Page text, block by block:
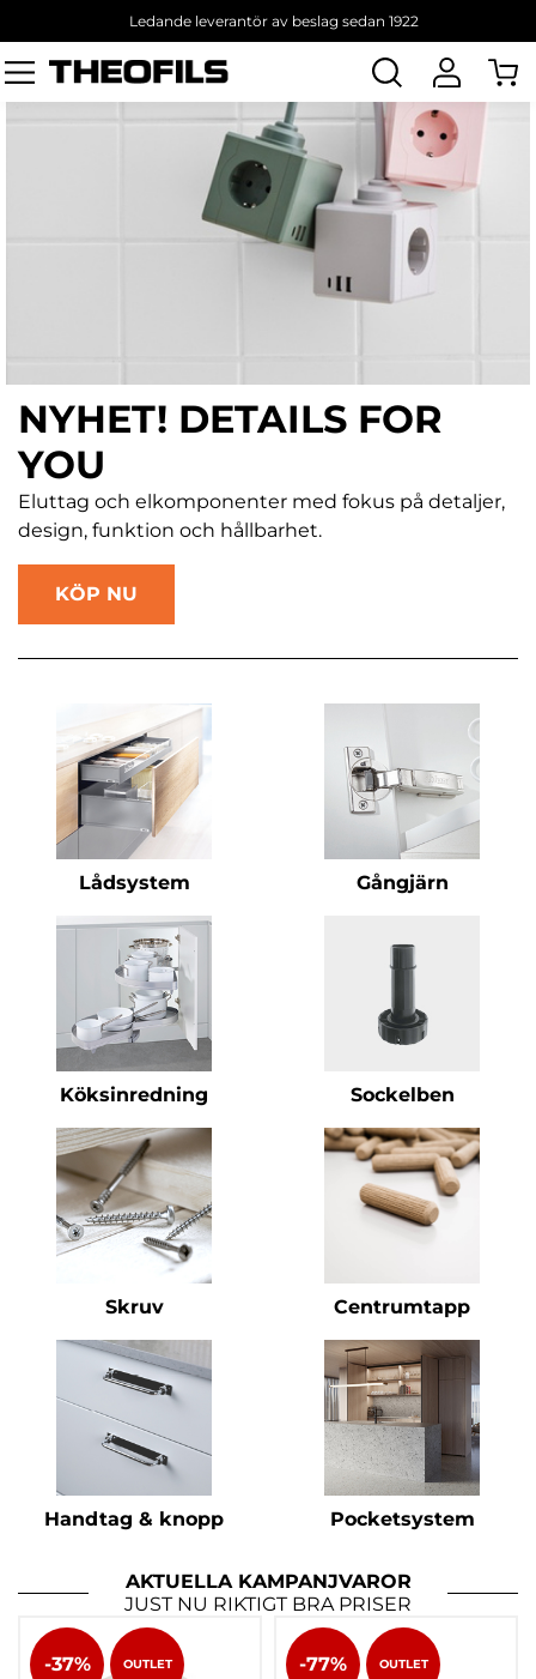
Ledande leverantör av beslag sedan 1922
Sök
produkt
NYHET! DETAILS FOR
YOU
Eluttag och elkomponenter med fokus på detaljer,
design, funktion och hållbarhet.
KÖP NU
Lådsystem Gångjärn
Köksinredning Sockelben
Skruv Centrumtapp
Handtag & knopp Pocketsystem
AKTUELLA KAMPANJVAROR
JUST NU RIKTIGT BRA PRISER
-37% OUTLET -77% OUTLET